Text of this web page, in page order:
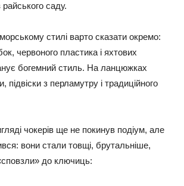
саду.
стилі варто сказати окремо:
червоного пластика і яхтових
богемний стиль. На ланцюжках
підвіски з перламутру і традиційного
чокерів ще не покинув подіум, але
вони стали товщі, брутальніше,
до ключиць: